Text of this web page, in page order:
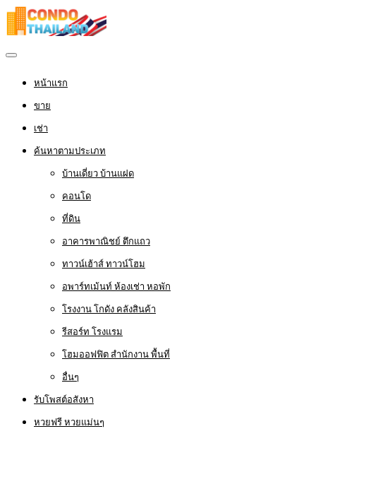
หน้าแรก
ขาย
เช่า
ค้นหาตามประเภท
บ้านเดี่ยว บ้านแฝด
คอนโด
ที่ดิน
อาคารพาณิชย์ ตึกแถว
ทาวน์เฮ้าส์ ทาวน์โฮม
อพาร์ทเม้นท์ ห้องเช่า หอพัก
โรงงาน โกดัง คลังสินค้า
รีสอร์ท โรงแรม
โฮมออฟฟิต สำนักงาน พื้นที่
อื่นๆ
รับโพสต์อสังหา
หวยฟรี หวยแม่นๆ